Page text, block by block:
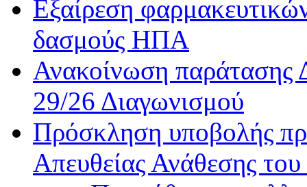
Εξαίρεση
δασμούς ΗΠΑ
Ανακοίνωση παράτασης
29/26 Διαγωνισμού
Πρόσκληση υποβολής
Απευθείας Ανάθεσης